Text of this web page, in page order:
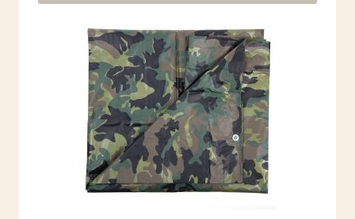
options
peuvent
être
choisies
sur
la
page
du
produit